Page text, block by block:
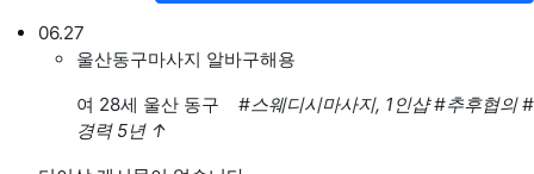
06.27
울산동구마사지 알바구해용
여 28세 울산 동구 #스웨디시마사지, 1인샵 #추후협의 #
경력 5년 ↑